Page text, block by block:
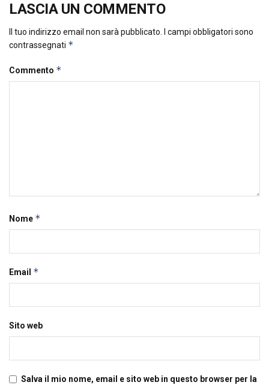
LASCIA UN COMMENTO
Il tuo indirizzo email non sarà pubblicato.
I campi obbligatori sono
contrassegnati *
Commento *
Nome *
Email *
Sito web
Salva il mio nome, email e sito web in questo browser per la